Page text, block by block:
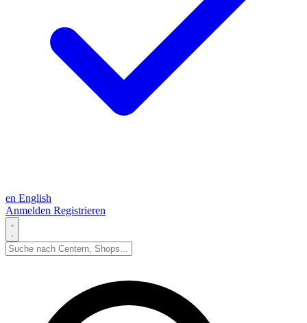
en English
Anmelden Registrieren